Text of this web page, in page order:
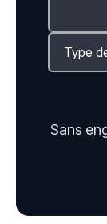
Sans